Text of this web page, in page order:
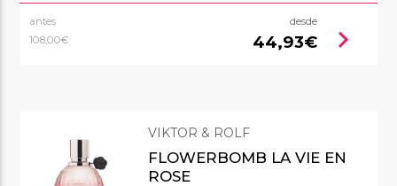
antes
108,00€
desde
44,93€ chevron_right
VIKTOR & ROLF
FLOWERBOMB LA VIE EN
ROSE